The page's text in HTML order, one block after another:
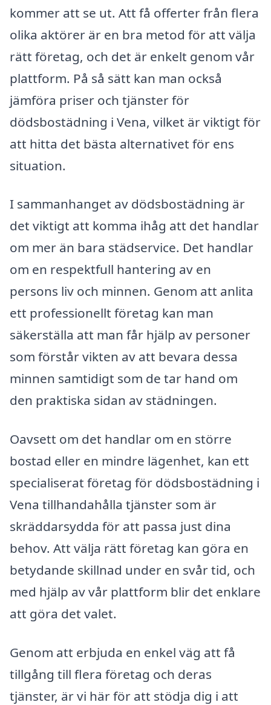
kommer att se ut. Att få offerter från flera
olika aktörer är en bra metod för att välja
rätt företag, och det är enkelt genom vår
plattform. På så sätt kan man också
jämföra priser och tjänster för
dödsbostädning i Vena, vilket är viktigt för
att hitta det bästa alternativet för ens
situation.
I sammanhanget av dödsbostädning är
det viktigt att komma ihåg att det handlar
om mer än bara städservice. Det handlar
om en respektfull hantering av en
persons liv och minnen. Genom att anlita
ett professionellt företag kan man
säkerställa att man får hjälp av personer
som förstår vikten av att bevara dessa
minnen samtidigt som de tar hand om
den praktiska sidan av städningen.
Oavsett om det handlar om en större
bostad eller en mindre lägenhet, kan ett
specialiserat företag för dödsbostädning i
Vena tillhandahålla tjänster som är
skräddarsydda för att passa just dina
behov. Att välja rätt företag kan göra en
betydande skillnad under en svår tid, och
med hjälp av vår plattform blir det enklare
att göra det valet.
Genom att erbjuda en enkel väg att få
tillgång till flera företag och deras
tjänster, är vi här för att stödja dig i att